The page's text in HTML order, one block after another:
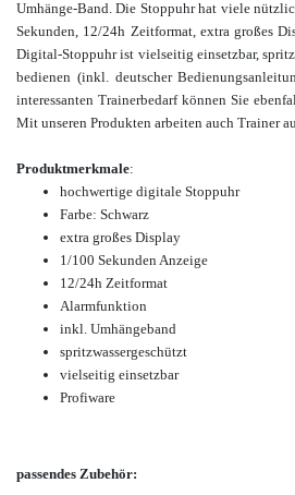
Umhänge-Band. Die Stoppuhr hat viele
Sekunden, 12/24h Zeitformat, extra großes
Digital-Stoppuhr ist vielseitig einsetzbar,
bedienen (inkl. deutscher
interessanten Trainerbedarf können Sie
Mit unseren Produkten arbeiten auch Trainer
Produktmerkmale:
hochwertige digitale Stoppuhr
Farbe: Schwarz
extra großes Display
1/100 Sekunden Anzeige
12/24h Zeitformat
Alarmfunktion
inkl. Umhängeband
spritzwassergeschützt
vielseitig einsetzbar
Profiware
passendes Zubehör: